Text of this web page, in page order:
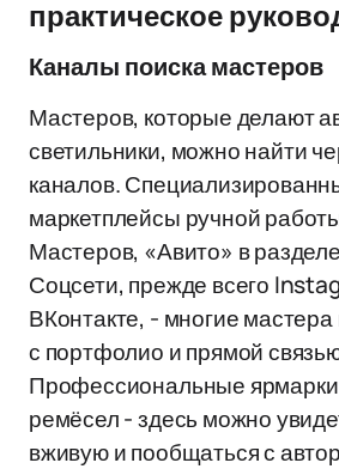
практическое
Каналы поиска мастеров
Мастеров, которые делают
светильники, можно найти
каналов.
маркетплейсы ручной
Мастеров, «Авито» в
Соцсети, прежде всего
ВКонтакте, - многие
с портфолио и прямой
Профессиональные
ремёсел - здесь можно
вживую и пообщаться с